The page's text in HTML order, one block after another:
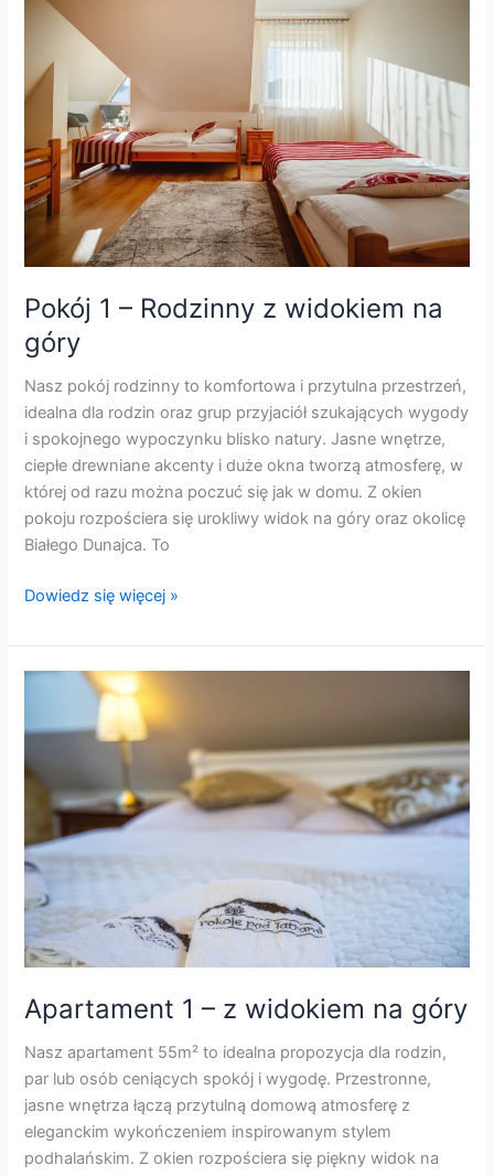
Pokój 1 – Rodzinny z widokiem na
góry
Nasz pokój rodzinny to komfortowa i przytulna przestrzeń,
idealna dla rodzin oraz grup przyjaciół szukających wygody
i spokojnego wypoczynku blisko natury. Jasne wnętrze,
ciepłe drewniane akcenty i duże okna tworzą atmosferę, w
której od razu można poczuć się jak w domu. Z okien
pokoju rozpościera się urokliwy widok na góry oraz okolicę
Białego Dunajca. To
Rodzinny
z
widokiem
góry
Dowiedz się więcej »
Apartament 1 – z widokiem na góry
Nasz apartament 55m² to idealna propozycja dla rodzin,
par lub osób ceniących spokój i wygodę. Przestronne,
jasne wnętrza łączą przytulną domową atmosferę z
eleganckim wykończeniem inspirowanym stylem
podhalańskim. Z okien rozpościera się piękny widok na
Apartament
–
z
widokiem
góry